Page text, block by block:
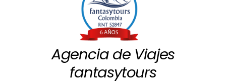
Agencia de Viajes
fantasytours